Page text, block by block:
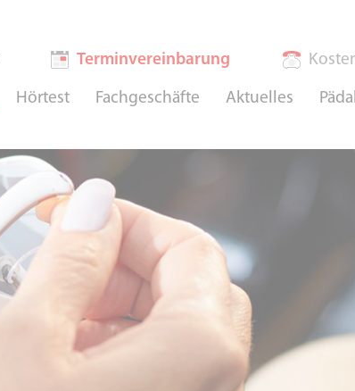
Terminvereinbarung
Hörtest Fachgeschäfte Aktuelles